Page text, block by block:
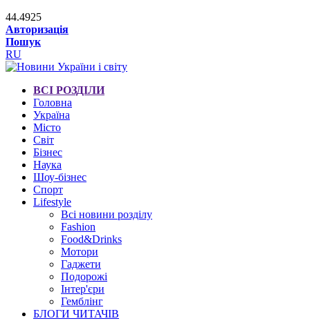
44.4925
Авторизація
Пошук
RU
ВСІ РОЗДІЛИ
Головна
Україна
Місто
Світ
Бізнес
Наука
Шоу-бізнес
Спорт
Lifestyle
Всі новини розділу
Fashion
Food&Drinks
Мотори
Гаджети
Подорожі
Інтер'єри
Гемблінг
БЛОГИ ЧИТАЧІВ